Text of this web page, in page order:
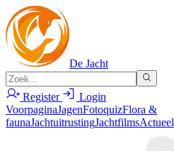
De Jacht
Register
Login
VoorpaginaJagenFotoquizFlora &
faunaJachtuitrustingJachtfilmsActueel